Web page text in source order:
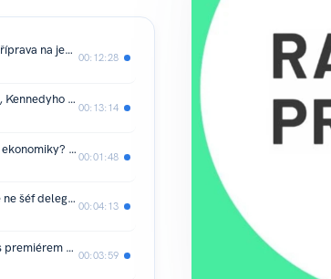
Autoři podcastu Zjisti víc o tom, co obnáší příprava na jeden díl
00:12:28
Jiří George Suchanek: Vzpomínky na Gotta, Kennedyho a život v emigraci
00:13:14
Miroslav Kalousek: Největší problém české ekonomiky? Není to jen inflace ani úroky
00:01:48
Pavel na summitu NATO jako prezident, ale ne šéf delegace. Jak si s tím poradí protokol?
00:04:13
Exministr Lipavský: Pravidlo, že prezident s premiérem nesmí letět stejným spojem, jsem na papíře neviděl
00:03:59